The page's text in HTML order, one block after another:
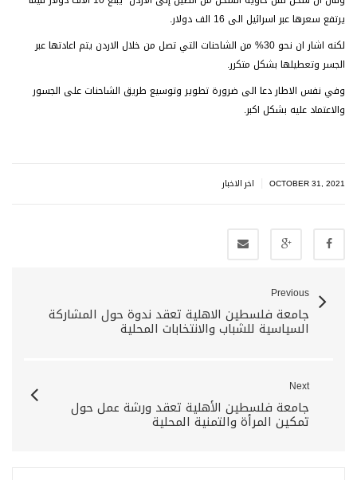
يرتفع سعرها عبر اسرائيل الى 16 الف دولار.
لكنه اشار ان نحو 30% من الشاحنات التي تصل من خلال الاردن يتم اعادتها عبر
الجسر وتعطيلها بشكل متكرر.
وفي نفس الاطار دعا الى ضرورة تطوير وتوسيع طريق الشاحنات على الجسور
والاعتماد عليه بشكل اكبر.
OCTOBER 31, 2021 اخر الاخبار
Previous
جامعة فلسطين الاهلية تعقد ندوة حول المشاركة
السياسية للشباب والانتخابات المحلية
Next
جامعة فلسطين الأهلية تعقد ورشة عمل حول
تمكين المرأة والتمنية المحلية